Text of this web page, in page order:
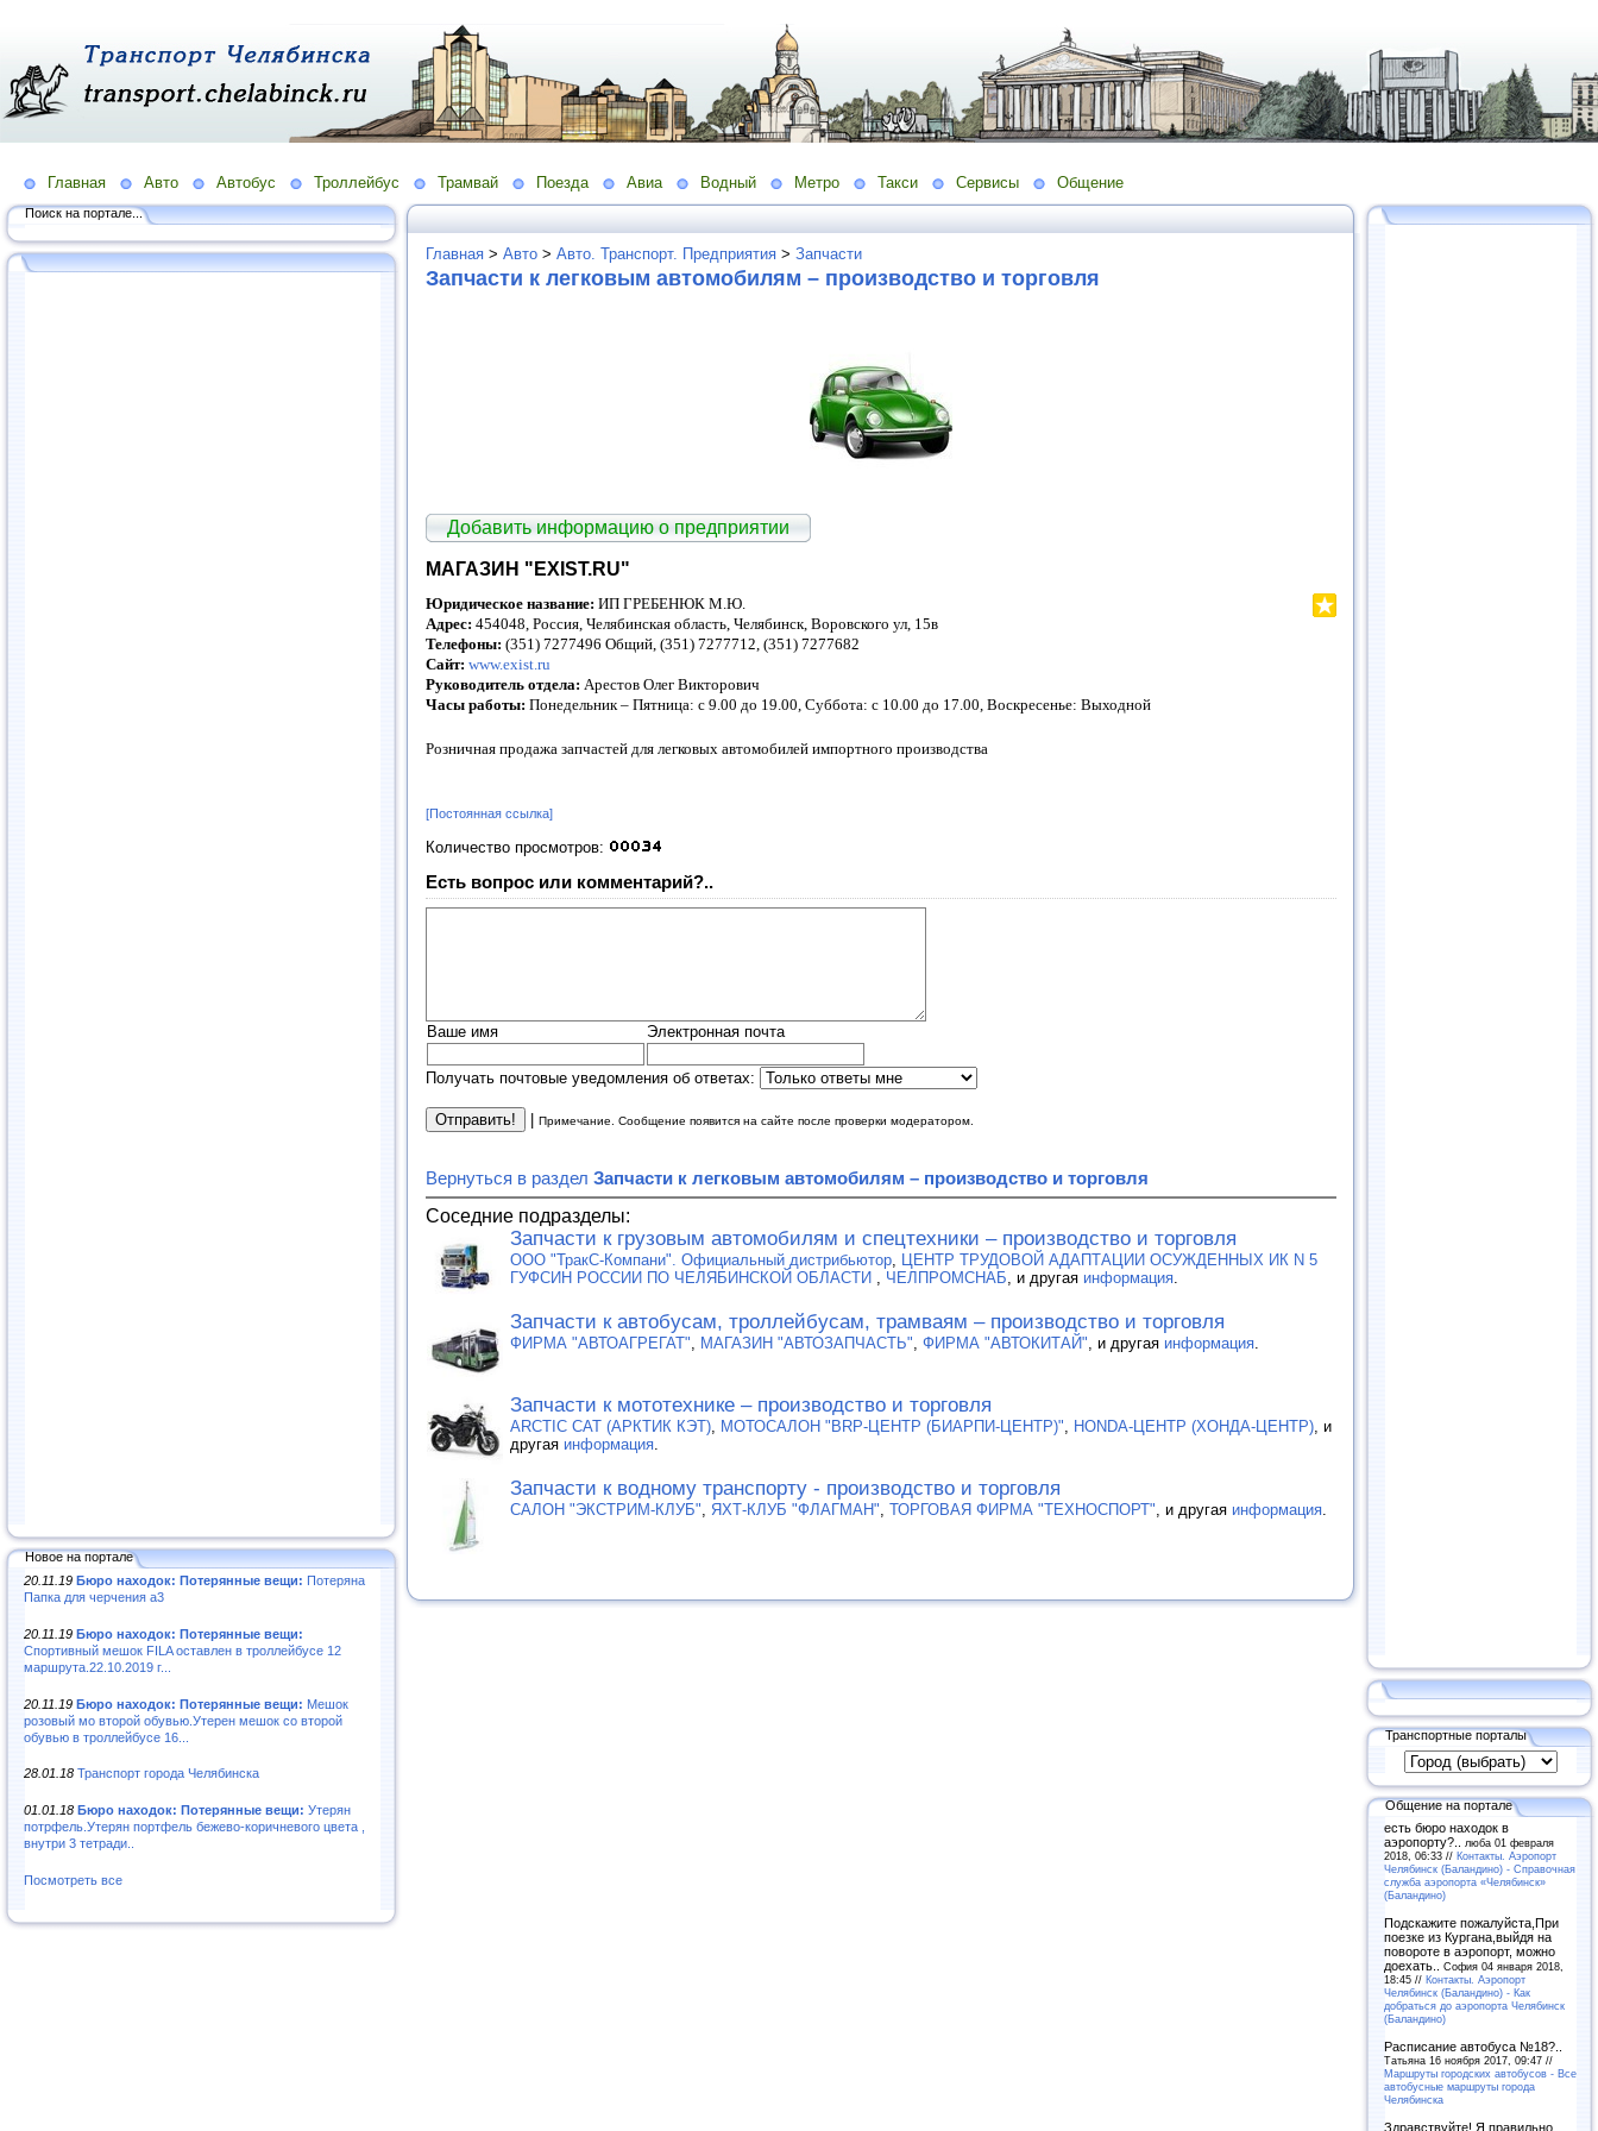
Главная Авто Автобус Троллейбус Трамвай Поезда Авиа Водный Метро Такси Сервисы Общение
Поиск на портале...
Новое на портале
20.11.19 Бюро находок: Потерянные вещи: Потеряна
Папка для черчения а3
20.11.19 Бюро находок: Потерянные вещи:
Спортивный мешок FILA оставлен в троллейбусе 12
маршрута.22.10.2019 г...
20.11.19 Бюро находок: Потерянные вещи: Мешок
розовый мо второй обувью.Утерен мешок со второй
обувью в троллейбусе 16...
28.01.18 Транспорт города Челябинска
01.01.18 Бюро находок: Потерянные вещи: Утерян
потрфель.Утерян портфель бежево-коричневого цвета ,
внутри 3 тетради..
Посмотреть все
Главная > Авто > Авто. Транспорт. Предприятия > Запчасти
Запчасти к легковым автомобилям – производство и торговля
Добавить информацию о предприятии
МАГАЗИН "EXIST.RU"
Юридическое название: ИП ГРЕБЕНЮК М.Ю.
Адрес: 454048, Россия, Челябинская область, Челябинск, Воровского ул, 15в
Телефоны: (351) 7277496 Общий, (351) 7277712, (351) 7277682
Сайт: www.exist.ru
Руководитель отдела: Арестов Олег Викторович
Часы работы: Понедельник – Пятница: с 9.00 до 19.00, Суббота: с 10.00 до 17.00, Воскресенье: Выходной
Розничная продажа запчастей для легковых автомобилей импортного производства
[Постоянная ссылка]
Количество просмотров:
Есть вопрос или комментарий?..
Ваше имя Электронная почта
Получать почтовые уведомления об ответах:
Примечание. Сообщение появится на сайте после проверки модератором.
Вернуться в раздел Запчасти к легковым автомобилям – производство и торговля
Соседние подразделы:
Запчасти к грузовым автомобилям и спецтехники – производство и торговля
ООО "ТракС-Компани". Официальный дистрибьютор, ЦЕНТР ТРУДОВОЙ АДАПТАЦИИ ОСУЖДЕННЫХ ИК N 5
ГУФСИН РОССИИ ПО ЧЕЛЯБИНСКОЙ ОБЛАСТИ , ЧЕЛПРОМСНАБ, и другая информация.
Запчасти к автобусам, троллейбусам, трамваям – производство и торговля
ФИРМА "АВТОАГРЕГАТ", МАГАЗИН "АВТОЗАПЧАСТЬ", ФИРМА "АВТОКИТАЙ", и другая информация.
Запчасти к мототехнике – производство и торговля
ARCTIC CAT (АРКТИК КЭТ), МОТОСАЛОН "BRP-ЦЕНТР (БИАРПИ-ЦЕНТР)", HONDA-ЦЕНТР (ХОНДА-ЦЕНТР), и
другая информация.
Запчасти к водному транспорту - производство и торговля
САЛОН "ЭКСТРИМ-КЛУБ", ЯХТ-КЛУБ "ФЛАГМАН", ТОРГОВАЯ ФИРМА "ТЕХНОСПОРТ", и другая информация.
Транспортные порталы
Общение на портале
есть бюро находок в
аэропорту?..
люба 01 февраля
2018, 06:33 // Контакты. Аэропорт
Челябинск (Баландино) - Справочная
служба аэропорта «Челябинск»
(Баландино)
Подскажите пожалуйста,При
поезке из Кургана,выйдя на
повороте в аэропорт, можно
доехать.. София 04 января 2018,
18:45 // Контакты. Аэропорт
Челябинск (Баландино) - Как
добраться до аэропорта Челябинск
(Баландино)
Расписание автобуса №18?..
Татьяна 16 ноября 2017, 09:47 //
Маршруты городских автобусов - Все
автобусные маршруты города
Челябинска
Здравствуйте! Я правильно